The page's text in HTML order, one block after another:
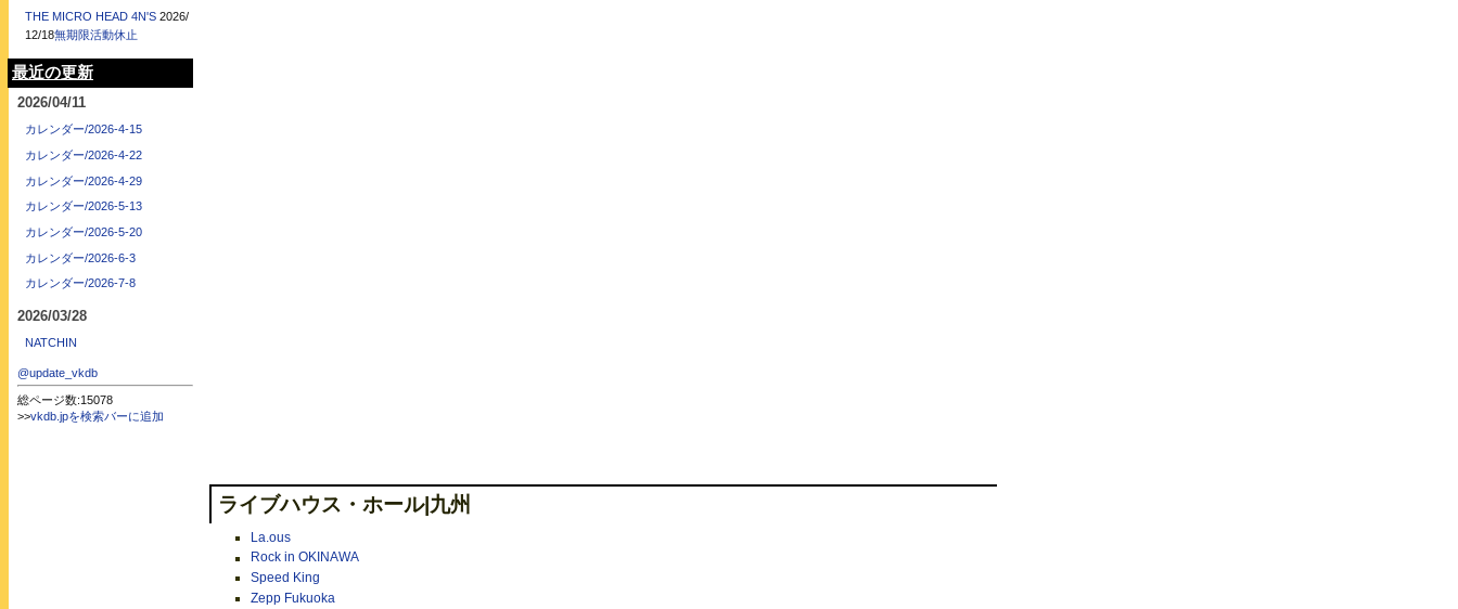
ライブハウス・ホール|九州
La.ous
Rock in OKINAWA
Speed King
Zepp Fukuoka
THE MICRO HEAD 4N'S 2026/
12/18無期限活動休止
最近の更新
2026/04/11
カレンダー/2026-4-15
カレンダー/2026-4-22
カレンダー/2026-4-29
カレンダー/2026-5-13
カレンダー/2026-5-20
カレンダー/2026-6-3
カレンダー/2026-7-8
2026/03/28
NATCHIN
@update_vkdb
総ページ数:15078
>>vkdb.jpを検索バーに追加